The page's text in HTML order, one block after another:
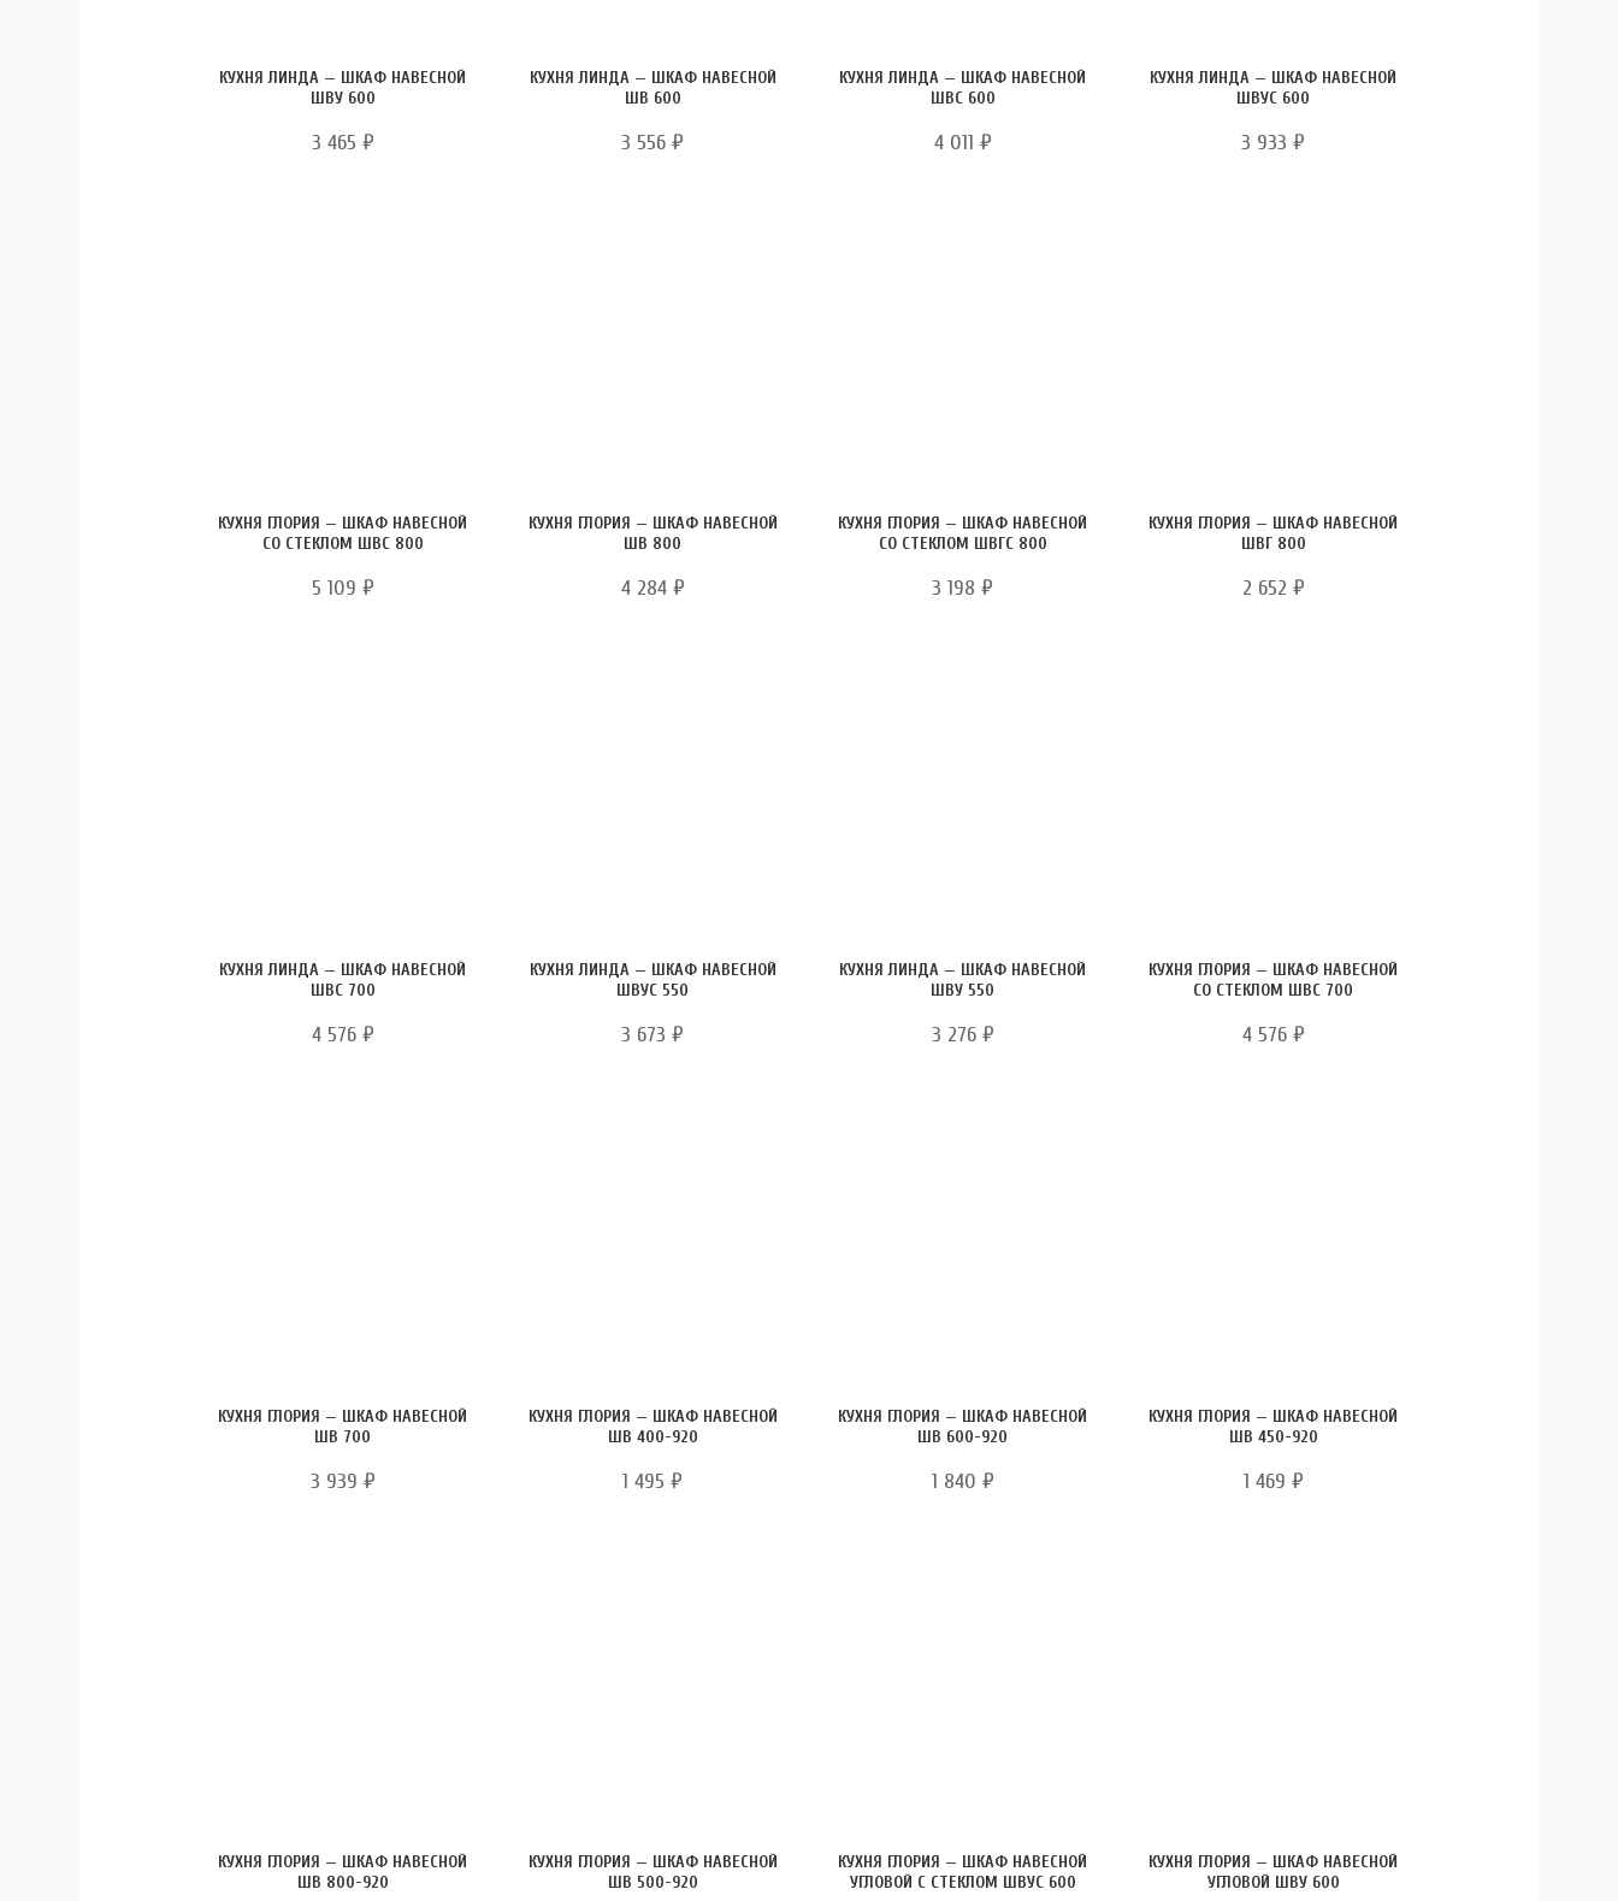
КУХНЯ ЛИНДА — ШКАФ НАВЕСНОЙ
ШВУ 600
3 465 ₽
КУХНЯ ЛИНДА — ШКАФ НАВЕСНОЙ
ШВ 600
3 556₽
КУХНЯ ЛИНДА — ШКАФ НАВЕСНОЙ
ШВС 600
4 011 ₽
КУХНЯ ЛИНДА — ШКАФ НАВЕСНОЙ
ШВУС 600
3 933₽
КУХНЯ ГЛОРИЯ — ШКАФ НАВЕСНОЙ
СО СТЕКЛОМ ШВС 800
5 109 ₽
КУХНЯ ГЛОРИЯ — ШКАФ НАВЕСНОЙ
ШВ 800
4 284 ₽
КУХНЯ ГЛОРИЯ — ШКАФ НАВЕСНОЙ
СО СТЕКЛОМ ШВГС 800
3 198₽
КУХНЯ ГЛОРИЯ — ШКАФ НАВЕСНОЙ
ШВГ 800
2 652 ₽
КУХНЯ ЛИНДА — ШКАФ НАВЕСНОЙ
ШВС 700
4 576 ₽
КУХНЯ ЛИНДА — ШКАФ НАВЕСНОЙ
ШВУС 550
3 673₽
КУХНЯ ЛИНДА — ШКАФ НАВЕСНОЙ
ШВУ 550
3 276 ₽
КУХНЯ ГЛОРИЯ — ШКАФ НАВЕСНОЙ
СО СТЕКЛОМ ШВС 700
4 576 ₽
КУХНЯ ГЛОРИЯ — ШКАФ НАВЕСНОЙ
ШВ 700
3 939 ₽
КУХНЯ ГЛОРИЯ — ШКАФ НАВЕСНОЙ
ШВ 400-920
1 495₽
КУХНЯ ГЛОРИЯ — ШКАФ НАВЕСНОЙ
ШВ 600-920
1 840 ₽
КУХНЯ ГЛОРИЯ — ШКАФ НАВЕСНОЙ
ШВ 450-920
1 469 ₽
КУХНЯ ГЛОРИЯ — ШКАФ НАВЕСНОЙ
ШВ 800-920
КУХНЯ ГЛОРИЯ — ШКАФ НАВЕСНОЙ
ШВ 500-920
КУХНЯ ГЛОРИЯ — ШКАФ НАВЕСНОЙ
УГЛОВОЙ С СТЕКЛОМ ШВУС 600
КУХНЯ ГЛОРИЯ — ШКАФ НАВЕСНОЙ
УГЛОВОЙ ШВУ 600